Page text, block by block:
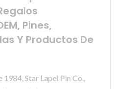
Pines,
Y Productos De
Star Lapel Pin Co.,